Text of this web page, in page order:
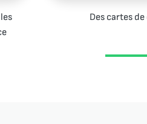
Des cartes